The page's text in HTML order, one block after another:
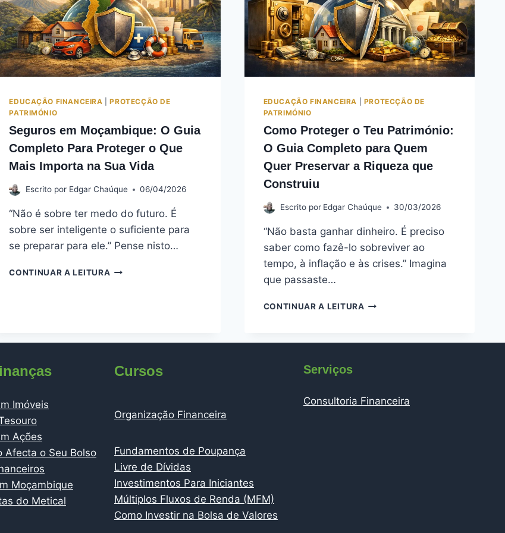
EDUCAÇÃO FINANCEIRA |PROTECÇÃO DE
PATRIMÓNIO
Seguros em Moçambique: O Guia
Completo Para Proteger o Que
Mais Importa na Sua Vida
Escrito por Edgar Chaúque 06/04/2026
“Não é sobre ter medo do futuro. É
sobre ser inteligente o suficiente para
se preparar para ele.” Pense nisto…
CONTINUAR A LEITURA SEGUROS
PARA
O
NA
EDUCAÇÃO FINANCEIRA
PROTECÇÃO DE
PATRIMÓNIO
Como Proteger o Teu Património:
O Guia Completo para Quem
Quer Preservar a Riqueza que
Construiu
Escrito por Edgar Chaúque 30/03/2026
“Não basta ganhar dinheiro. É preciso
saber como fazê-lo sobreviver ao
tempo, à inflação e às crises.” Imagina
que passaste…
CONTINUAR A LEITURA COMO
TEU
PARA
Imóveis
Ações
Afecta o Seu Bolso
Moçambique
do Metical
Cursos
Organização Financeira
Fundamentos de Poupança
Livre de Dívidas
Investimentos Para Iniciantes
Múltiplos Fluxos de Renda (MFM)
Como Investir na Bolsa de Valores
Serviços
Consultoria Financeira